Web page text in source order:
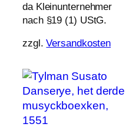
da Kleinunternehmer
nach §19 (1) UStG.
zzgl.Versandkosten